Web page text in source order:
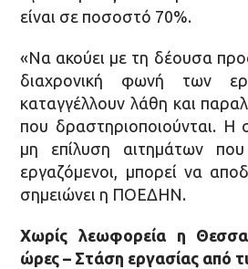
είναι σε ποσοστό 70%.
«Να ακούει με τη δέουσα
διαχρονική φωνή των
καταγγέλλουν λάθη και
που δραστηριοποιούνται. Η
μη επίλυση αιτημάτων που
εργαζόμενοι, μπορεί να
σημειώνει η ΠΟΕΔΗΝ.
Χωρίς λεωφορεία η
ώρες – Στάση εργασίας από